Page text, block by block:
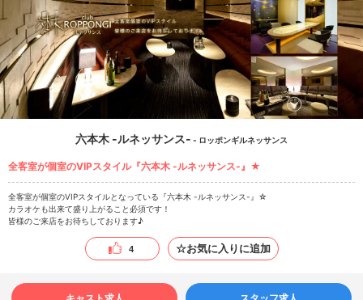
六本木 -ルネッサンス- - ロッポンギルネッサンス
全客室が個室のVIPスタイル『六本木 -ルネッサンス-』★
全客室が個室のVIPスタイルとなっている『六本木 -ルネッサンス-』☆
カラオケも出来て盛り上がること必須です！
皆様のご来店をお待ちしております♪
4 ☆お気に入りに追加